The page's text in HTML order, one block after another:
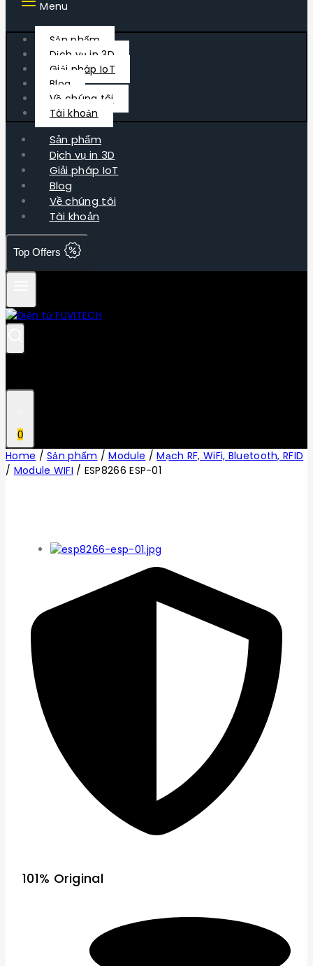
Menu
Sản phẩm
Dịch vụ in 3D
Giải pháp IoT
Blog
Về chúng tôi
Tài khoản
Sản phẩm
Dịch vụ in 3D
Giải pháp IoT
Blog
Về chúng tôi
Tài khoản
Top Offers
0
Home / Sản phẩm / Module / Mạch RF, WiFi, Bluetooth, RFID
/ Module WIFI / ESP8266 ESP-01
101% Original